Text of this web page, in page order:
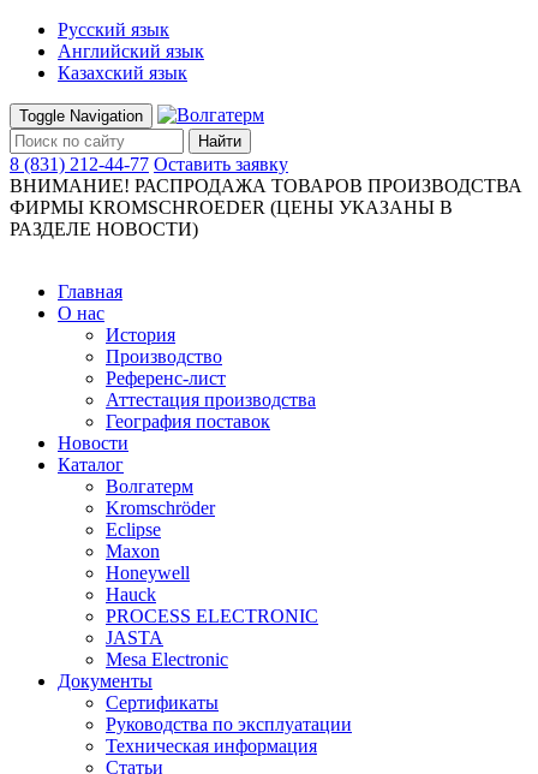
Русский язык
Английский язык
Казахский язык
Toggle Navigation
Найти
8 (831) 212-44-77 Оставить заявку
ВНИМАНИЕ! РАСПРОДАЖА ТОВАРОВ ПРОИЗВОДСТВА
ФИРМЫ KROMSCHROEDER (ЦЕНЫ УКАЗАНЫ В
РАЗДЕЛЕ НОВОСТИ)
Главная
О нас
История
Производство
Референс-лист
Аттестация производства
География поставок
Новости
Каталог
Волгатерм
Kromschröder
Eclipse
Maxon
Honeywell
Hauck
PROCESS ELECTRONIC
JASTA
Mesa Electronic
Документы
Сертификаты
Руководства по эксплуатации
Техническая информация
Статьи